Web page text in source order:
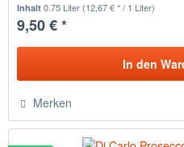
Inhalt0.75 Liter (12,67 € * / 1 Liter)
9,50 € *
In den
Merken